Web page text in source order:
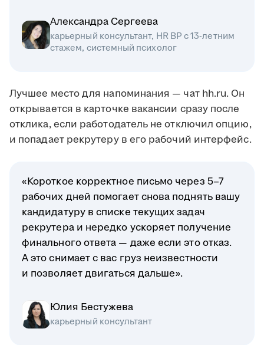
Александра Сергеева
карьерный консультант, HR BP с 13-летним
стажем, системный психолог
Лучшее место для напоминания — чат hh.ru. Он
открывается в карточке вакансии сразу после
отклика, если работодатель не отключил опцию,
и попадает рекрутеру в его рабочий интерфейс.
«Короткое корректное письмо через 5–7
рабочих дней помогает снова поднять вашу
кандидатуру в списке текущих задач
рекрутера и нередко ускоряет получение
финального ответа — даже если это отказ.
А это снимает с вас груз неизвестности
и позволяет двигаться дальше».
Юлия Бестужева
карьерный консультант